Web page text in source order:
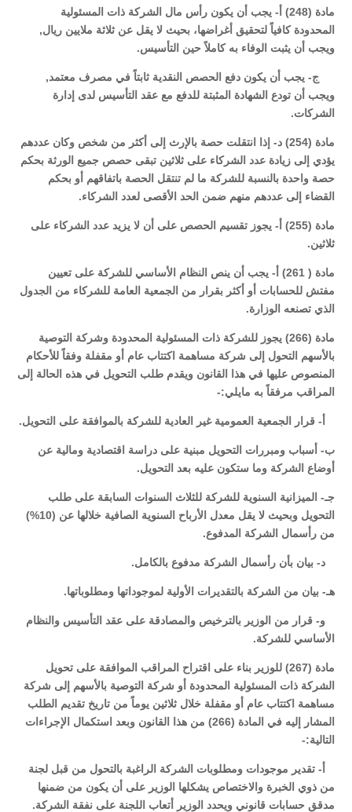
مادة (248) أ- يجب أن يكون رأس مال الشركة ذات المسئولية
المحدودة كافياً لتحقيق أغراضها، بحيث لا يقل عن ثلاثة ملايين ريال,
ويجب أن يثبت الوفاء به كاملاً حين التأسيس.
ج- يجب أن يكون دفع الحصص النقدية ثابتاً في مصرف معتمد,
ويجب أن تودع الشهادة المثبتة للدفع مع عقد التأسيس لدى إدارة
الشركات.
مادة (254) د- إذا انتقلت حصة بالإرث إلى أكثر من شخص وكان عددهم
يؤدي إلى زيادة عدد الشركاء على ثلاثين تبقى حصص جميع الورثة بحكم
حصة واحدة بالنسبة للشركة ما لم تنتقل الحصة باتفاقهم أو بحكم
القضاء إلى عددهم منهم ضمن الحد الأقصى لعدد الشركاء.
مادة (255) أ- يجوز تقسيم الحصص على أن لا يزيد عدد الشركاء على
ثلاثين.
مادة ( 261) أ- يجب أن ينص النظام الأساسي للشركة على تعيين
مفتش للحسابات أو أكثر بقرار من الجمعية العامة للشركاء من الجدول
الذي تصنعه الوزارة.
مادة (266) يجوز للشركة ذات المسئولية المحدودة وشركة التوصية
بالأسهم التحول إلى شركة مساهمة اكتتاب عام أو مقفلة وفقاً للأحكام
المنصوص عليها في هذا القانون ويقدم طلب التحويل في هذه الحالة إلى
المراقب مرفقاً به مايلي:-
أ- قرار الجمعية العمومية غير العادية للشركة بالموافقة على التحويل.
ب- أسباب ومبررات التحويل مبنية على دراسة اقتصادية ومالية عن
أوضاع الشركة وما ستكون عليه بعد التحويل.
جـ- الميزانية السنوية للشركة للثلاث السنوات السابقة على طلب
التحويل وبحيث لا يقل معدل الأرباح السنوية الصافية خلالها عن (10%)
من رأسمال الشركة المدفوع.
د- بيان بأن رأسمال الشركة مدفوع بالكامل.
هـ- بيان من الشركة بالتقديرات الأولية لموجوداتها ومطلوباتها.
و- قرار من الوزير بالترخيص والمصادقة على عقد التأسيس والنظام
الأساسي للشركة.
مادة (267) للوزير بناء على اقتراح المراقب الموافقة على تحويل
الشركة ذات المسئولية المحدودة أو شركة التوصية بالأسهم إلى شركة
مساهمة اكتتاب عام أو مقفلة خلال ثلاثين يوماً من تاريخ تقديم الطلب
المشار إليه في المادة (266) من هذا القانون وبعد استكمال الإجراءات
التالية:-
أ- تقدير موجودات ومطلوبات الشركة الراغبة بالتحول من قبل لجنة
من ذوي الخبرة والاختصاص يشكلها الوزير على أن يكون من ضمنها
مدقق حسابات قانوني ويحدد الوزير أتعاب اللجنة على نفقة الشركة.